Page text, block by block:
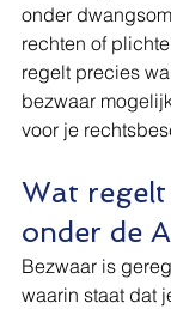
onder
rechten of
regelt precies
bezwaar
voor je
Wat
onder de
Bezwaar is
waarin staat dat